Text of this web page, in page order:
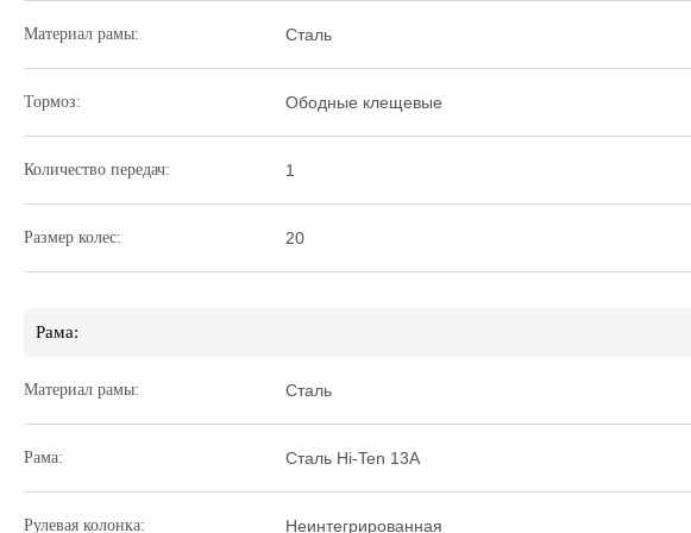
Материал рамы: Сталь
Тормоз: Ободные клещевые
Количество передач: 1
Размер колес: 20
Рама:
Материал рамы: Сталь
Рама: Сталь Hi-Ten 13A
Рулевая колонка: Неинтегрированная